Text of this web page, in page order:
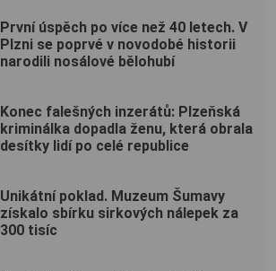
První úspěch po více než 40 letech. V
Plzni se poprvé v novodobé historii
narodili nosálové bělohubí
Konec falešných inzerátů: Plzeňská
kriminálka dopadla ženu, která obrala
desítky lidí po celé republice
Unikátní poklad. Muzeum Šumavy
získalo sbírku sirkových nálepek za
300 tisíc